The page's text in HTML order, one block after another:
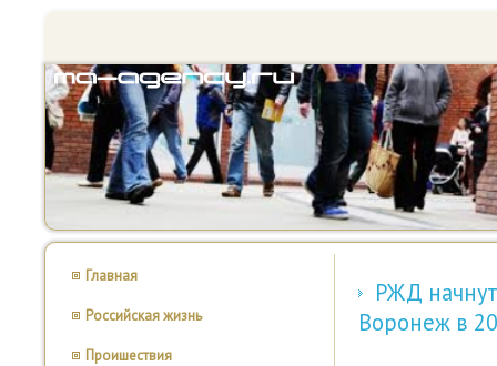
Главная
Российская жизнь
Проишествия
РЖД
Воронеж в